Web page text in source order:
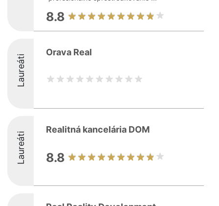
8.8
Laureáti
Orava Real
Laureáti
Realitná kancelária DOM
8.8